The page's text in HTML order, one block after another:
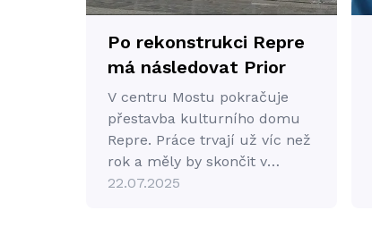
Po rekonstrukci Repre
má následovat Prior
V centru Mostu pokračuje
přestavba kulturního domu
Repre. Práce trvají už víc než
rok a měly by skončit v
závěru roku 2026. V Repre
22.07.2025